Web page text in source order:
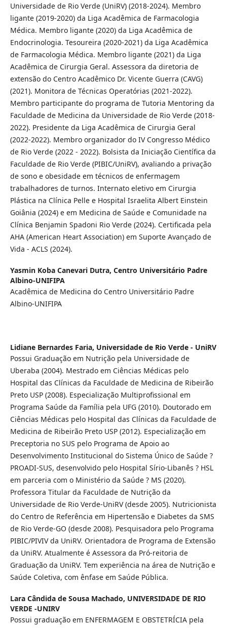
Universidade de Rio Verde (UniRV) (2018-2024). Membro
ligante (2019-2020) da Liga Acadêmica de Farmacologia
Médica. Membro ligante (2020) da Liga Acadêmica de
Endocrinologia. Tesoureira (2020-2021) da Liga Acadêmica
de Farmacologia Médica. Membro ligante (2021) da Liga
Acadêmica de Cirurgia Geral. Assessora da diretoria de
extensão do Centro Acadêmico Dr. Vicente Guerra (CAVG)
(2021). Monitora de Técnicas Operatórias (2021-2022).
Membro participante do programa de Tutoria Mentoring da
Faculdade de Medicina da Universidade de Rio Verde (2018-
2022). Presidente da Liga Acadêmica de Cirurgia Geral
(2022-2022). Membro organizador do IV Congresso Médico
de Rio Verde (2022 - 2022). Bolsista da Iniciação Científica da
Faculdade de Rio Verde (PIBIC/UniRV), avaliando a privação
de sono e obesidade em técnicos de enfermagem
trabalhadores de turnos. Internato eletivo em Cirurgia
Plástica na Clínica Pelle e Hospital Israelita Albert Einstein
Goiânia (2024) e em Medicina de Saúde e Comunidade na
Clínica Benjamin Spadoni Rio Verde (2024). Certificada pela
AHA (American Heart Association) em Suporte Avançado de
Vida - ACLS (2024).
Yasmin Koba Canevari Dutra, Centro Universitário Padre
Albino-UNIFIPA
Acadêmica de Medicina do Centro Universitário Padre
Albino-UNIFIPA
Lidiane Bernardes Faria, Universidade de Rio Verde - UniRV
Possui Graduação em Nutrição pela Universidade de
Uberaba (2004). Mestrado em Ciências Médicas pelo
Hospital das Clínicas da Faculdade de Medicina de Ribeirão
Preto USP (2008). Especialização Multiprofissional em
Programa Saúde da Família pela UFG (2010). Doutorado em
Ciências Médicas pelo Hospital das Clínicas da Faculdade de
Medicina de Ribeirão Preto USP (2012). Especialização em
Preceptoria no SUS pelo Programa de Apoio ao
Desenvolvimento Institucional do Sistema Único de Saúde ?
PROADI-SUS, desenvolvido pelo Hospital Sírio‑Libanês ? HSL
em parceria com o Ministério da Saúde ? MS (2020).
Professora Titular da Faculdade de Nutrição da
Universidade de Rio Verde-UniRV (desde 2005). Nutricionista
do Centro de Referência em Hipertensão e Diabetes da SMS
de Rio Verde-GO (desde 2008). Pesquisadora pelo Programa
PIBIC/PIVIV da UniRV. Orientadora de Programa de Extensão
da UniRV. Atualmente é Assessora da Pró-reitoria de
Graduação da UniRV. Tem experiência na área de Nutrição e
Saúde Coletiva, com ênfase em Saúde Pública.
Lara Cândida de Sousa Machado, UNIVERSIDADE DE RIO
VERDE -UNIRV
Possui graduação em ENFERMAGEM E OBSTETRÍCIA pela